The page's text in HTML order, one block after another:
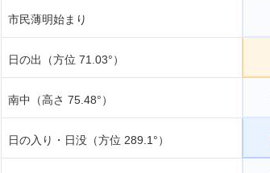
市民薄明始まり
日の出（方位 71.03°）
南中（高さ 75.48°）
日の入り・日没（方位 289.1°）